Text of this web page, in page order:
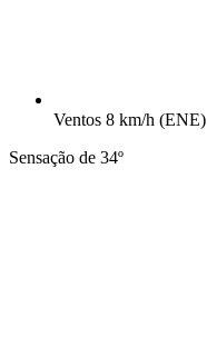
Ventos 8 km/h (ENE)
Sensação de 34º